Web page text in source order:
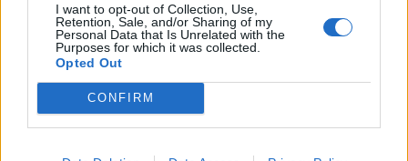
I want to opt-out of Collection, Use,
Retention, Sale, and/or Sharing of my
Personal Data that Is Unrelated with the
Purposes for which it was collected.
Opted Out
CONFIRM
Pep Guardiola di nuovo in panchina? L'offerta di una
Nazionale fa sognare i tifosi
Tuchel: "I cambi? Nessun rimpianto. Dobbiamo convivere
col dolore"